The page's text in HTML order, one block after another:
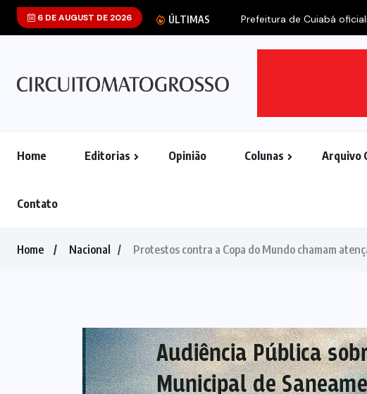
6 DE AUGUST DE 2026 ÚLTIMAS Prefeitura de Cuiabá
Home Editorias Opinião Colunas Arquivo
Contato
Home Nacional Protestos contra a Copa do Mundo chamam